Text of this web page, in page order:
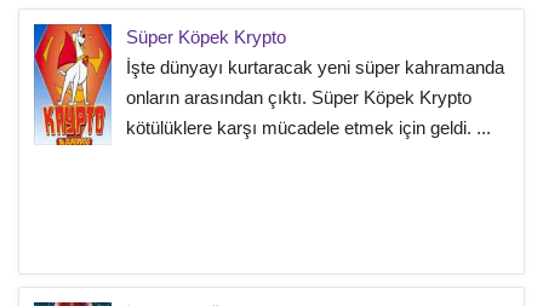
Süper Köpek Krypto
İşte dünyayı kurtaracak yeni süper kahramanda
onların arasından çıktı. Süper Köpek Krypto
kötülüklere karşı mücadele etmek için geldi. ...